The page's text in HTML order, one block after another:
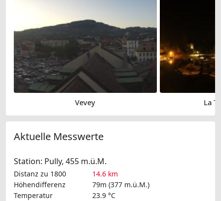
Vevey La
Aktuelle Messwerte
Station: Pully, 455 m.ü.M.
Distanz zu 1800
14.6 km
Höhendifferenz
79m (377 m.ü.M.)
Temperatur
23.9 °C